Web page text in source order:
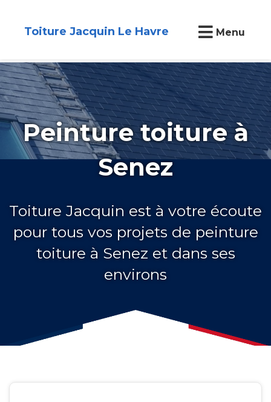
Toiture Jacquin Le Havre Menu
Peinture toiture à
Senez
Toiture Jacquin est à votre écoute
pour tous vos projets de peinture
toiture à Senez et dans ses
environs